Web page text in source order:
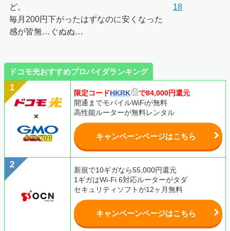
ど。
毎月200円下がったはずなのに安くなった
感が皆無…ぐぬぬ…
18
ドコモ光おすすめプロバイダランキング
限定コードHKRK
で84,000円還元
開通までモバイルWiFiが無料
高性能ルーターが無料レンタル
キャンペーンページはこちら
新規で10ギガなら55,000円還元
1ギガはWi-Fi 6対応ルーターがタダ
セキュリティソフトが12ヶ月無料
キャンペーンページはこちら